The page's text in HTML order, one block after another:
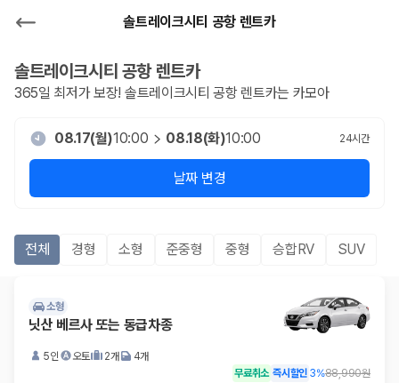
솔트레이크시티 공항 렌트카
솔트레이크시티 공항렌트카
365일 최저가 보장! 솔트레이크시티 공항 렌트카는 카모아
08.17(월)10:00 08.18(화)10:00 24시간
날짜 변경
전체 경형 소형 준중형 중형 승합RV SUV
소형
닛산 베르사 또는 동급차종
5인 오토 2개 4개
무료취소 즉시할인 3%88,990원